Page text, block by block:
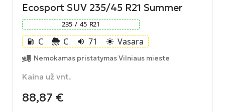
Ecosport SUV 235/45 R21 Summer
235 / 45 R21
local_gas_station C C volume_up 71 light_mode Vasara
Nemokamas pristatymas Vilniaus mieste
Kaina už vnt.
88,87 €